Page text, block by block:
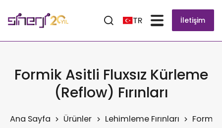
TR İletişim
Formik Asitli Fluxsız Kürleme
(Reflow) Fırınları
Ana Sayfa Ürünler Lehimleme Fırınları Formik